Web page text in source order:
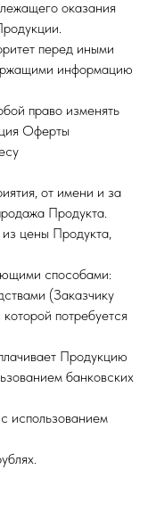
оказания
перед иными
информацию
право изменять
Оферты
от имени и за
Продукта.
цены Продукта,
способами:
(Заказчику
потребуется
Продукцию
банковских